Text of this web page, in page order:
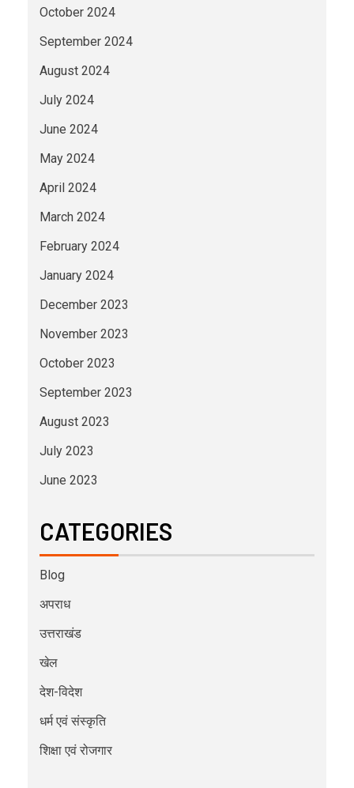
October 2024
September 2024
August 2024
July 2024
June 2024
May 2024
April 2024
March 2024
February 2024
January 2024
December 2023
November 2023
October 2023
September 2023
August 2023
July 2023
June 2023
CATEGORIES
Blog
अपराध
उत्तराखंड
खेल
देश-विदेश
धर्म एवं संस्कृति
शिक्षा एवं रोजगार